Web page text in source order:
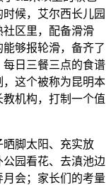
候，艾尔西长儿园
社区里，配备滑滑
够报轮滑，备齐了
日三餐三点的食谱
这个被称为昆明本
机构，打制一个值
脚太阳、充实放
园看花、去滇池边
会；家长们的考量